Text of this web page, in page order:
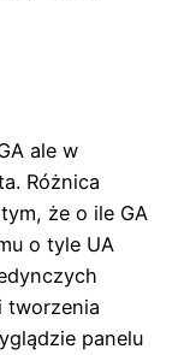
ale w
Różnica
że o ile GA
o tyle UA
tworzenia
panelu